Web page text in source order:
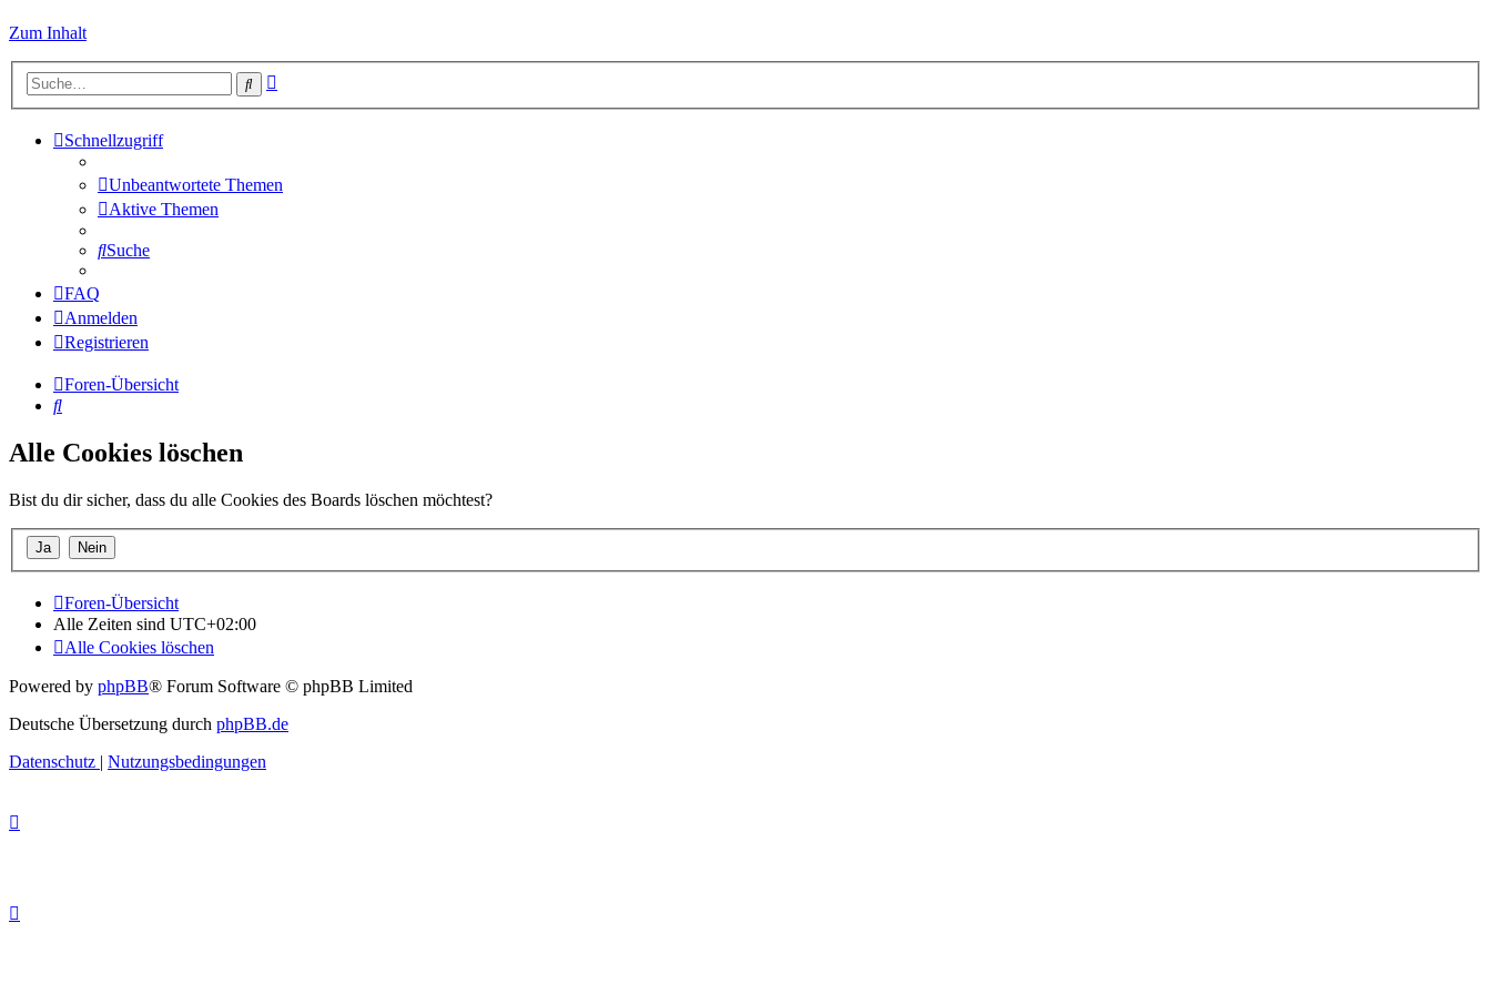
Zum Inhalt
Suche
Schnellzugriff
Unbeantwortete Themen
Aktive Themen
Suche
FAQ
Anmelden
Registrieren
Foren-Übersicht
Suche
Alle Cookies löschen
Bist du dir sicher, dass du alle Cookies des Boards löschen möchtest?
Foren-Übersicht
Alle Zeiten sind UTC+02:00
Alle Cookies löschen
Powered by phpBB® Forum Software © phpBB Limited
Deutsche Übersetzung durch phpBB.de
Datenschutz | Nutzungsbedingungen